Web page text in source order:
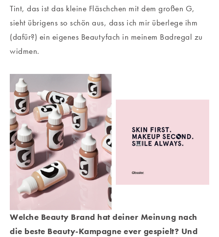
Tint, das ist das kleine Fläschchen mit dem großen G,
sieht übrigens so schön aus, dass ich mir überlege ihm
(dafür?) ein eigenes Beautyfach in meinem Badregal zu
widmen.
Welche Beauty Brand hat deiner Meinung nach
die beste Beauty-Kampagne ever gespielt? Und